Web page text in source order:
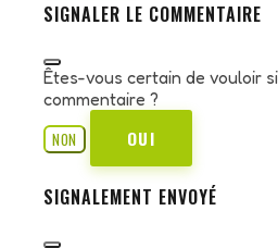
SIGNALER LE COMMENTAIRE
Êtes-vous certain de vouloir
commentaire ?
NON
OUI
SIGNALEMENT ENVOYÉ